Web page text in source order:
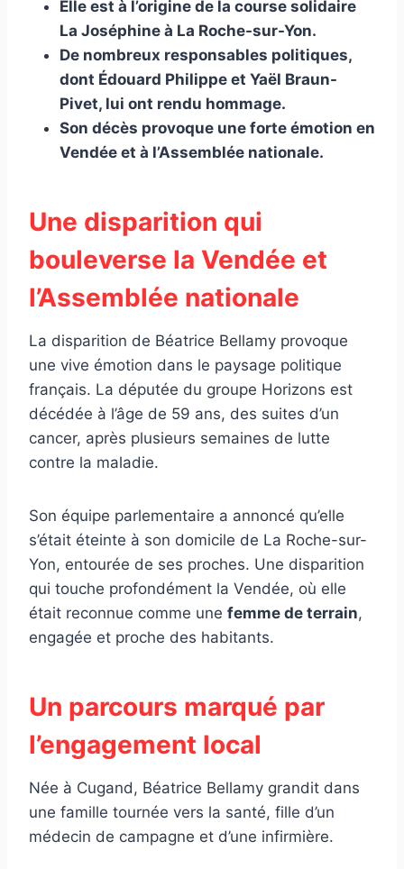
Elle est à l’origine de la course solidaire
La Joséphine à La Roche-sur-Yon.
De nombreux responsables politiques,
dont Édouard Philippe et Yaël Braun-
Pivet, lui ont rendu hommage.
Son décès provoque une forte émotion en
Vendée et à l’Assemblée nationale.
Une disparition qui
bouleverse la Vendée et
l’Assemblée nationale
La disparition de Béatrice Bellamy provoque
une vive émotion dans le paysage politique
français. La députée du groupe Horizons est
décédée à l’âge de 59 ans, des suites d’un
cancer, après plusieurs semaines de lutte
contre la maladie.
Son équipe parlementaire a annoncé qu’elle
s’était éteinte à son domicile de La Roche-sur-
Yon, entourée de ses proches. Une disparition
qui touche profondément la Vendée, où elle
était reconnue comme une femme de terrain,
engagée et proche des habitants.
Un parcours marqué par
l’engagement local
Née à Cugand, Béatrice Bellamy grandit dans
une famille tournée vers la santé, fille d’un
médecin de campagne et d’une infirmière.